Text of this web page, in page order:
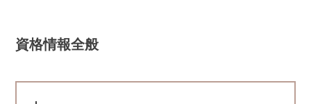
資格情報全般